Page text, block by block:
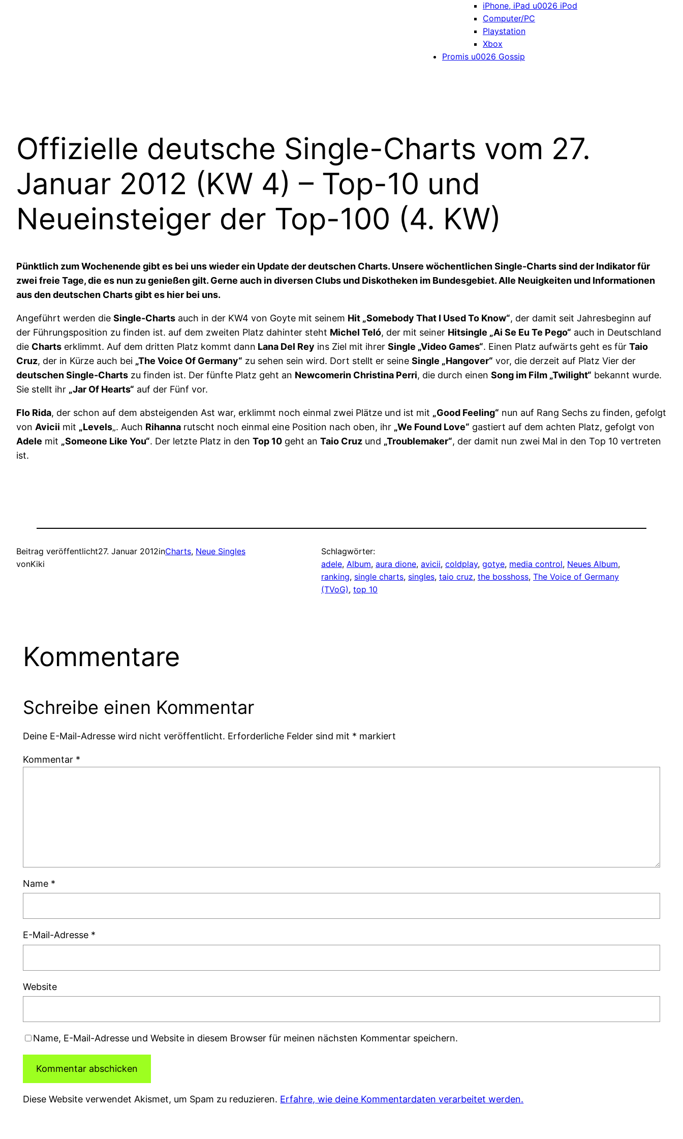
iPhone, iPad u0026 iPod
Computer/PC
Playstation
Xbox
Promis u0026 Gossip
Offizielle deutsche Single-Charts vom 27.
Januar 2012 (KW 4) – Top-10 und
Neueinsteiger der Top-100 (4. KW)
Pünktlich zum Wochenende gibt es bei uns wieder ein Update der deutschen Charts. Unsere wöchentlichen Single-Charts sind der Indikator für
zwei freie Tage, die es nun zu genießen gilt. Gerne auch in diversen Clubs und Diskotheken im Bundesgebiet. Alle Neuigkeiten und Informationen
aus den deutschen Charts gibt es hier bei uns.
Angeführt werden die Single-Charts auch in der KW4 von Goyte mit seinem Hit „Somebody That I Used To Know“, der damit seit Jahresbeginn auf
der Führungsposition zu finden ist. auf dem zweiten Platz dahinter steht Michel Teló, der mit seiner Hitsingle „Ai Se Eu Te Pego“ auch in Deutschland
die Charts erklimmt. Auf dem dritten Platz kommt dann Lana Del Rey ins Ziel mit ihrer Single „Video Games“. Einen Platz aufwärts geht es für Taio
Cruz, der in Kürze auch bei „The Voice Of Germany“ zu sehen sein wird. Dort stellt er seine Single „Hangover“ vor, die derzeit auf Platz Vier der
deutschen Single-Charts zu finden ist. Der fünfte Platz geht an Newcomerin Christina Perri, die durch einen Song im Film „Twilight“ bekannt wurde.
Sie stellt ihr „Jar Of Hearts“ auf der Fünf vor.
Flo Rida, der schon auf dem absteigenden Ast war, erklimmt noch einmal zwei Plätze und ist mit „Good Feeling“ nun auf Rang Sechs zu finden, gefolgt
von Avicii mit „Levels„. Auch Rihanna rutscht noch einmal eine Position nach oben, ihr „We Found Love“ gastiert auf dem achten Platz, gefolgt von
Adele mit „Someone Like You“. Der letzte Platz in den Top 10 geht an Taio Cruz und „Troublemaker“, der damit nun zwei Mal in den Top 10 vertreten
ist.
Beitrag veröffentlicht27. Januar 2012inCharts, Neue Singles
vonKiki
Schlagwörter:
adele, Album, aura dione, avicii, coldplay, gotye, media control, Neues Album
ranking, single charts, singles, taio cruz, the bosshoss, The Voice of Germany
(TVoG), top 10
Kommentare
Schreibe einen Kommentar
Deine E-Mail-Adresse wird nicht veröffentlicht. Erforderliche Felder sind mit * markiert
Kommentar *
Name *
E-Mail-Adresse *
Website
Name, E-Mail-Adresse und Website in diesem Browser für meinen nächsten Kommentar speichern.
Diese Website verwendet Akismet, um Spam zu reduzieren. Erfahre, wie deine Kommentardaten verarbeitet werden.